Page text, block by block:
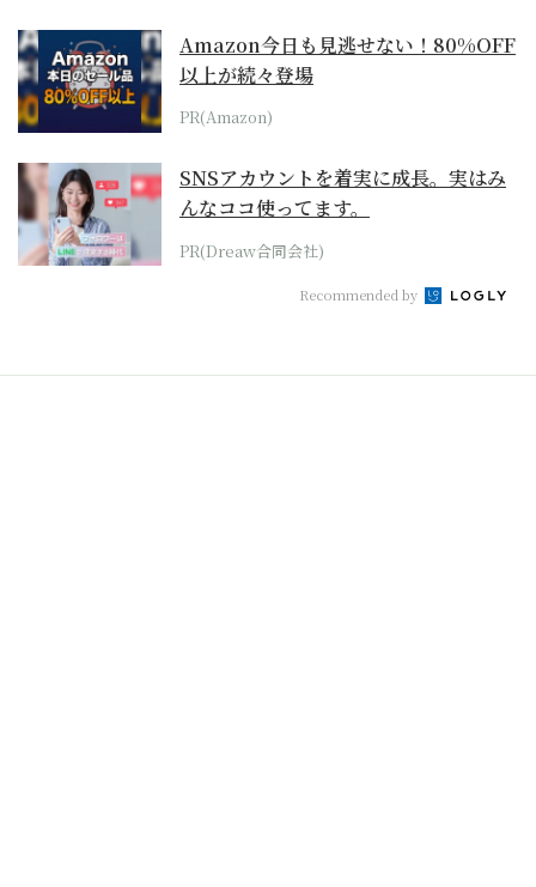
Amazon今日も見逃せない！80%OFF
以上が続々登場
PR(Amazon)
SNSアカウントを着実に成長。実はみ
んなココ使ってます。
PR(Dreaw合同会社)
Recommended by